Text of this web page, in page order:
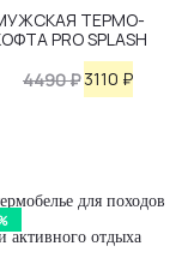
ТЕРМО-
PRO SPLASH
4490₽ 3110 ₽